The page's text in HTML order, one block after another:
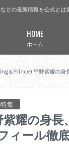
どの最新情報を公式とは
ホーム
HOME
＆Prince) 平野紫耀の身
集
耀の身長
ィール徹